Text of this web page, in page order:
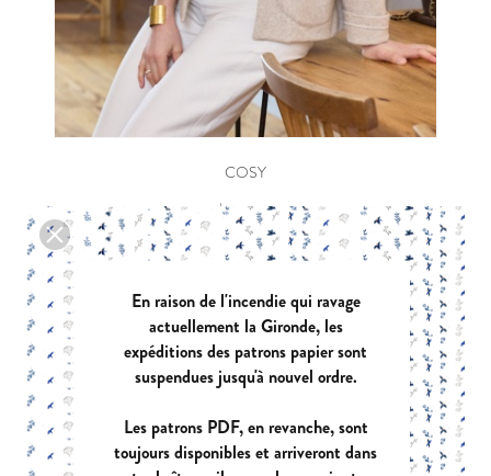
COSY
PDF:
12,90 € |POCHETTE: 17,90 €
En raison de l'incendie qui ravage
actuellement la Gironde, les
expéditions des patrons papier sont
suspendues jusqu'à nouvel ordre.
Les patrons PDF, en revanche, sont
toujours disponibles et arriveront dans